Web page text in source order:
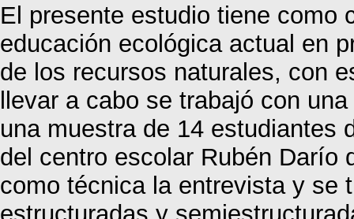
El presente estudio tiene como
educación ecológica actual en
de los recursos naturales, con
llevar a cabo se trabajó con
una muestra de 14 estudiantes
del centro escolar Rubén Darío
como técnica la entrevista y se